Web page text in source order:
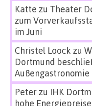
Katte zu Theater
zum
im Juni
Christel Loock zu
Dortmund
Außengastronomie
Peterzu IHK
hohe